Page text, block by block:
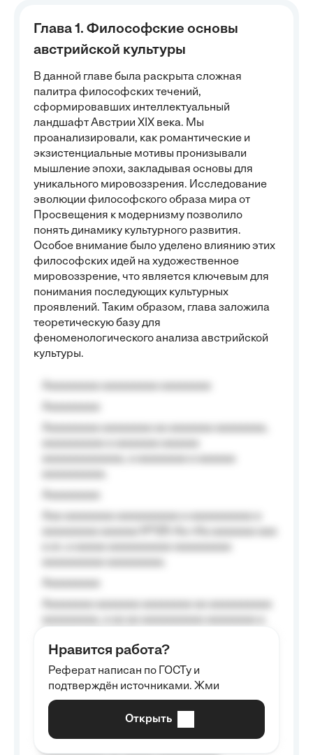
Глава 1. Философские основы
австрийской культуры
В данной главе была раскрыта сложная
палитра философских течений,
сформировавших интеллектуальный
ландшафт Австрии XIX века. Мы
проанализировали, как романтические и
экзистенциальные мотивы пронизывали
мышление эпохи, закладывая основы для
уникального мировоззрения. Исследование
эволюции философского образа мира от
Просвещения к модернизму позволило
понять динамику культурного развития.
Особое внимание было уделено влиянию этих
философских идей на художественное
мировоззрение, что является ключевым для
понимания последующих культурных
проявлений. Таким образом, глава заложила
теоретическую базу для
феноменологического анализа австрийской
культуры.
Aaaaaaaaa
Aaaaaaaaaa aa aaa aaaaaaaaa, a aaa
aaaaaaaaaa aaa, a aaaaaaaaaa, aaaaaa
aaaaaa a aaaaaa.
Aaaaaa-aaaaaaaaaaa aaaaaa
Aaaaaaaaaa aa aaaaa aaaaaaaaaa
Нравится работа?
Реферат написан по ГОСТу и
подтверждён источниками. Жми
Открыть